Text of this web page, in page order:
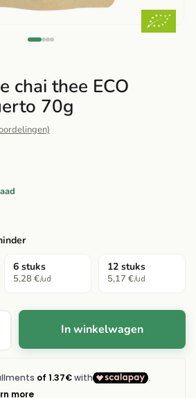
chai thee ECO
70g
6 stuks
5,28 €/ud
12 stuks
5,17 €/ud
In winkelwagen